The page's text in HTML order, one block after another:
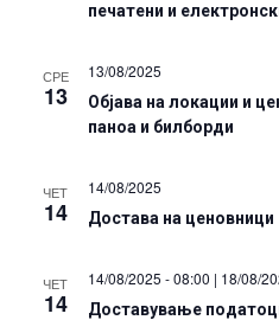
печатени и
СРЕ
13
13/08/2025
Објава на локации и
паноа и билборди
ЧЕТ
14
14/08/2025
Достава на ценовници
ЧЕТ
14
14/08/2025 - 08:00 | 18/08/
Доставување